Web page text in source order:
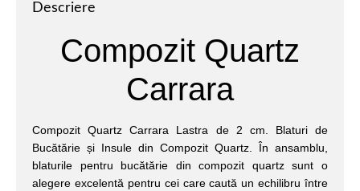
Descriere
Compozit Quartz
Carrara
Compozit Quartz Carrara Lastra de 2 cm. Blaturi de
Bucătărie și Insule din Compozit Quartz. În ansamblu,
blaturile pentru bucătărie din compozit quartz sunt o
alegere excelentă pentru cei care caută un echilibru între